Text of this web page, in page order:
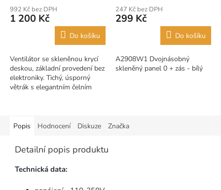
992 Kč bez DPH
1 200 Kč
Do košíku
Ventilátor se skleněnou krycí
deskou, základní provedení bez
elektroniky. Tichý, úsporný
větrák s elegantním čelním
247 Kč bez DPH
299 Kč
Do košíku
A2908W1 Dvojnásobný
skleněný panel 0 + zás - bílý
Popis Hodnocení Diskuze Značka
Detailní popis produktu
Technická data: